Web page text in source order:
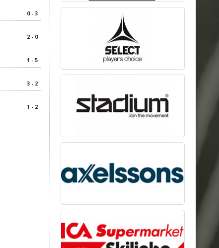
0 - 3
2 - 0
1 - 5
3 - 2
1 - 2